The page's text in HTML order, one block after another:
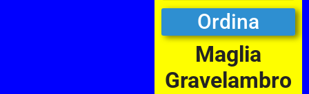
Ordina
Maglia
Gravelambro